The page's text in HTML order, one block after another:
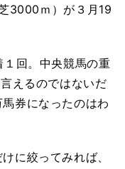
3000ｍ）が３月19
回。中央競馬の重
えるのではないだ
券になったのはわ
に絞ってみれば、